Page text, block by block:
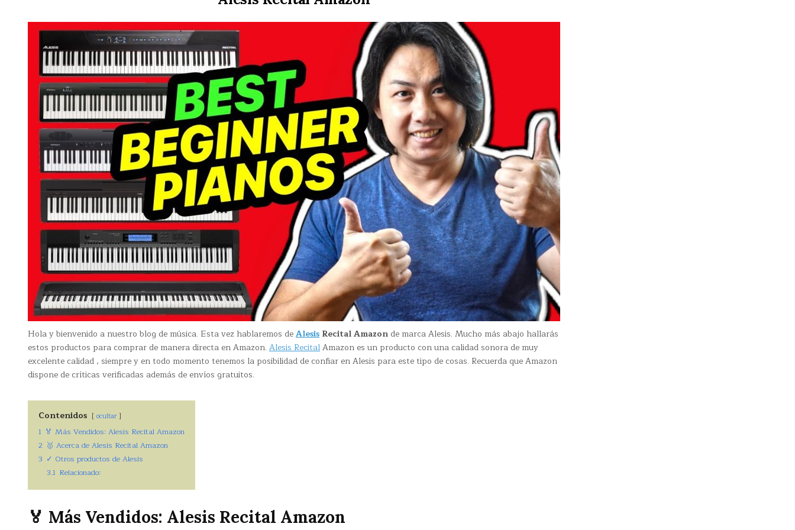
Hola y bienvenido a nuestro blog de música. Esta vez hablaremos deAlesis Recital Amazon de marca Alesis. Mucho más abajo hallarás
estos productos para comprar de manera directa en Amazon. Alesis RecitalAmazon es un producto con una calidad sonora de muy
excelente calidad , siempre y en todo momento tenemos la posibilidad de confiar en Alesis para este tipo de cosas. Recuerda que Amazon
dispone de críticas verificadas además de envíos gratuitos.
Contenidos ocultar
1 🏅 Más Vendidos: Alesis Recital Amazon
2 🥇 Acerca de Alesis Recital Amazon
3 ✓ Otros productos de Alesis
3.1 Relacionado:
🏅 Más Vendidos: Alesis Recital Amazon